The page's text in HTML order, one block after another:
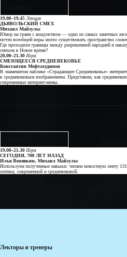
19.00–19.45 Лекция
ДЬЯВОЛЬСКИЙ СМЕХ
Михаил Майзульс
Юмор на грани с кощунством — одно из самых заметных
почти всеобщей веры могло существовать пространство
Где проходили границы между разрешенной пародией и
смехом в Новое время?
20.00–21.30 Игра
СМЕЮЩЕЕСЯ СРЕДНЕВЕКОВЬЕ
Константин Мефтахудинов
В знаменитом паблике «Страдающее Средневековье»
к средневековым изображениям. Представим, как
современные интернет-мемы.
19.00–21.30 Игра
СЕГОДНЯ, 700 ЛЕТ НАЗАД
Илья Венявкин, Михаил Майзульс
Используем полученные навыки: читаем новостную ленту
оптики, современной и средневековой.
Лекторы и тренеры